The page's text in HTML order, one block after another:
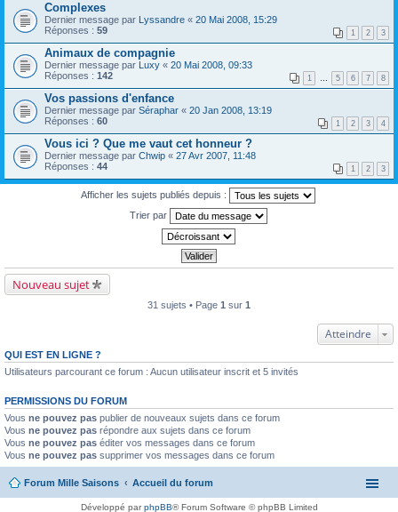
Complexes
Dernier message par Lyssandre « 20 Mai 2008, 15:29
Réponses : 59 1 2 3
Animaux de compagnie
Dernier message par Luxy « 20 Mai 2008, 09:33
Réponses : 142 1 … 5 6 7 8
Vos passions d'enfance
Dernier message par Séraphar « 20 Jan 2008, 13:19
Réponses : 60 1 2 3 4
Vous ici ? Que me vaut cet honneur ?
Dernier message par Chwip « 27 Avr 2007, 11:48
Réponses : 44 1 2 3
Afficher les sujets publiés depuis :
Trier par
Nouveau sujet
31 sujets • Page 1 sur 1
Atteindre
QUI EST EN LIGNE ?
Utilisateurs parcourant ce forum : Aucun utilisateur inscrit et 5 invités
PERMISSIONS DU FORUM
Vous ne pouvez pas publier de nouveaux sujets dans ce forum
Vous ne pouvez pas répondre aux sujets dans ce forum
Vous ne pouvez pas éditer vos messages dans ce forum
Vous ne pouvez pas supprimer vos messages dans ce forum
Forum Mille Saisons Accueil du forum
Développé parphpBB® Forum Software © phpBB Limited